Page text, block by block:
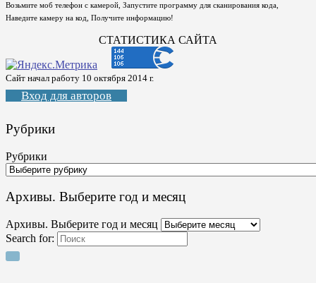
Возьмите моб телефон с камерой, Запустите программу для сканирования кода,
Наведите камеру на код, Получите информацию!
СТАТИСТИКА САЙТА
Сайт начал работу 10 октября 2014 г.
Вход для авторов
Рубрики
Рубрики
Архивы. Выберите год и месяц
Архивы. Выберите год и месяц
Search for: